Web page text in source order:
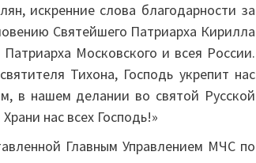
искренние слова благодарности за
Святейшего Патриарха Кирилла
Московского и всея России.
Тихона, Господь укрепит нас
в нашем делании во святой Русской
нас всех Господь!»
Главным Управлением МЧС по